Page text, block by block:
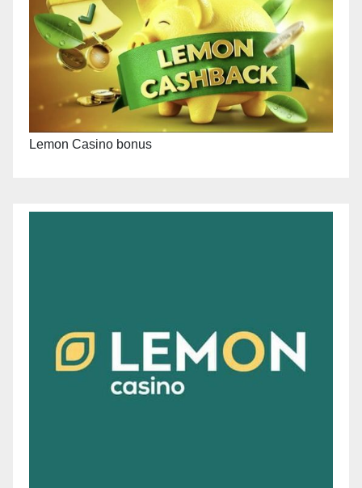
Lemon Casino bonus